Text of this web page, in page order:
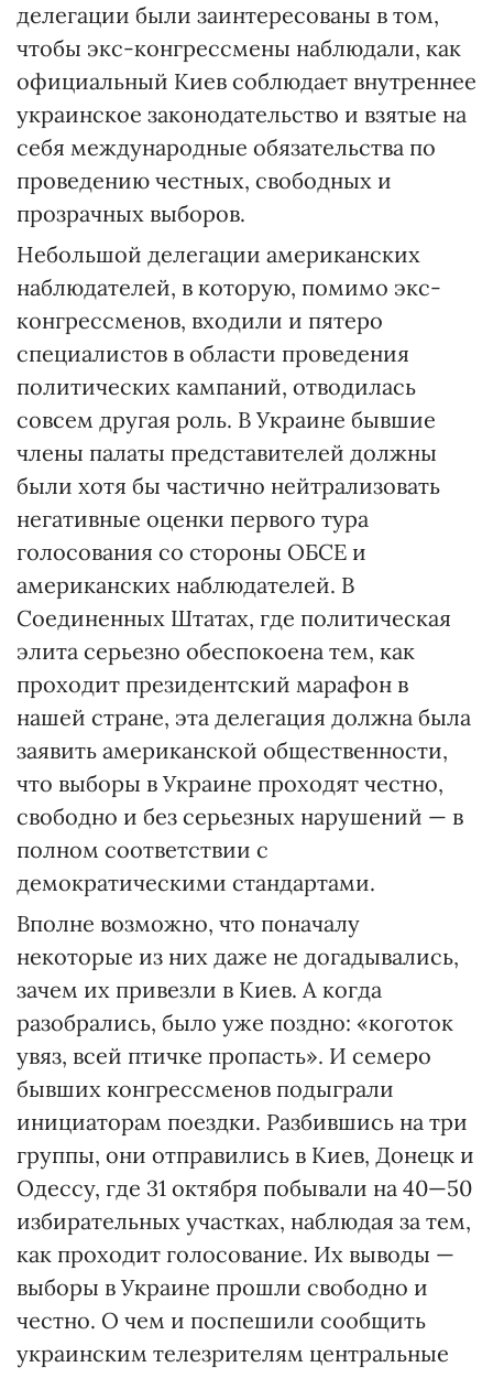
делегации были заинтересованы в том,
чтобы экс-конгрессмены наблюдали, как
официальный Киев соблюдает внутреннее
украинское законодательство и взятые на
себя международные обязательства по
проведению честных, свободных и
прозрачных выборов.
Небольшой делегации американских
наблюдателей, в которую, помимо экс-
конгрессменов, входили и пятеро
специалистов в области проведения
политических кампаний, отводилась
совсем другая роль. В Украине бывшие
члены палаты представителей должны
были хотя бы частично нейтрализовать
негативные оценки первого тура
голосования со стороны ОБСЕ и
американских наблюдателей. В
Соединенных Штатах, где политическая
элита серьезно обеспокоена тем, как
проходит президентский марафон в
нашей стране, эта делегация должна была
заявить американской общественности,
что выборы в Украине проходят честно,
свободно и без серьезных нарушений — в
полном соответствии с
демократическими стандартами.
Вполне возможно, что поначалу
некоторые из них даже не догадывались,
зачем их привезли в Киев. А когда
разобрались, было уже поздно: «коготок
увяз, всей птичке пропасть». И семеро
бывших конгрессменов подыграли
инициаторам поездки. Разбившись на три
группы, они отправились в Киев, Донецк и
Одессу, где 31 октября побывали на 40—50
избирательных участках, наблюдая за тем,
как проходит голосование. Их выводы —
выборы в Украине прошли свободно и
честно. О чем и поспешили сообщить
украинским телезрителям центральные